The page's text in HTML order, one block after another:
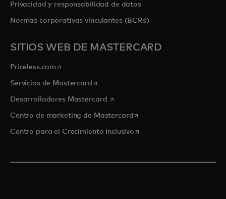
Privacidad y responsabilidad de datos
Normas corporativas vinculantes (BCRs)
SITIOS WEB DE MASTERCARD
Priceless.com se abre en una pestaña nueva
Servicios de Mastercardse abre en una pestaña nueva
Desarrolladores Mastercard se abre en una pestaña nueva
Centro de marketing de Mastercardse abre en una pestaña
Centro para el Crecimiento Inclusivose abre en una pestaña